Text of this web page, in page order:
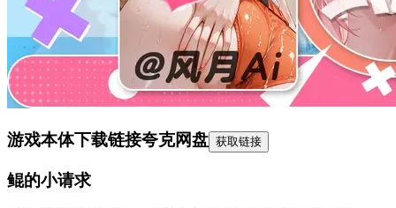
游戏本体下载链接夸克网盘 获取链接
鲲的小请求